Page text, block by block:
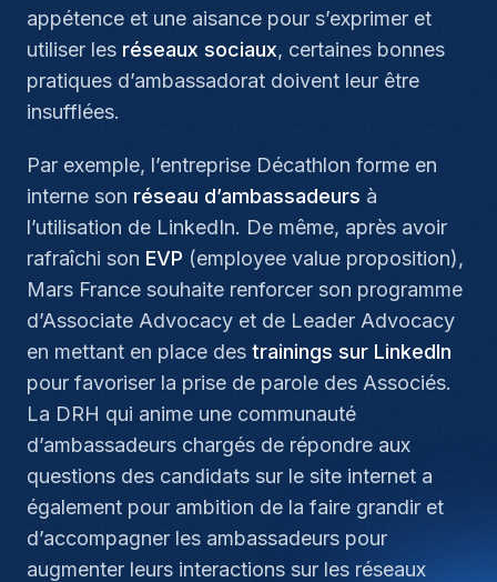
appétence et une aisance pour s’exprimer et
utiliser les réseaux sociaux, certaines bonnes
pratiques d’ambassadorat doivent leur être
insufflées.
Par exemple, l’entreprise Décathlon forme en
interne son réseau d’ambassadeurs à
l’utilisation de LinkedIn. De même, après avoir
rafraîchi son EVP (employee value proposition),
Mars France souhaite renforcer son programme
d’Associate Advocacy et de Leader Advocacy
en mettant en place des trainings sur LinkedIn
pour favoriser la prise de parole des Associés.
La DRH qui anime une communauté
d’ambassadeurs chargés de répondre aux
questions des candidats sur le site internet a
également pour ambition de la faire grandir et
d’accompagner les ambassadeurs pour
augmenter leurs interactions sur les réseaux